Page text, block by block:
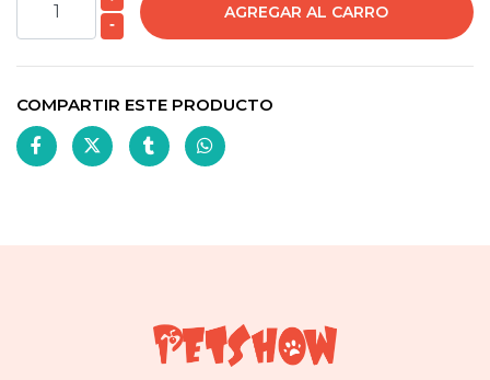
-
COMPARTIR ESTE PRODUCTO